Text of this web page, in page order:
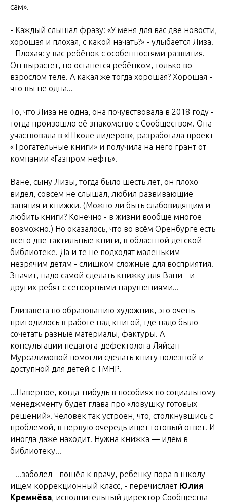
сам».
- Каждый слышал фразу: «У меня для вас две новости,
хорошая и плохая, с какой начать?» - улыбается Лиза.
- Плохая: у вас ребёнок с особенностями развития.
Он вырастет, но останется ребёнком, только во
взрослом теле. А какая же тогда хорошая? Хорошая -
что вы не одна...
То, что Лиза не одна, она почувствовала в 2018 году -
тогда произошло её знакомство с Сообществом. Она
участвовала в «Школе лидеров», разработала проект
«Трогательные книги» и получила на него грант от
компании «Газпром нефть».
Ване, сыну Лизы, тогда было шесть лет, он плохо
видел, совсем не слышал, любил развивающие
занятия и книжки. (Можно ли быть слабовидящим и
любить книги? Конечно - в жизни вообще многое
возможно.) Но оказалось, что во всём Оренбурге есть
всего две тактильные книги, в областной детской
библиотеке. Да и те не подходят маленьким
незрячим детям - слишком сложные для восприятия.
Значит, надо самой сделать книжку для Вани - и
других ребят с сенсорными нарушениями...
Елизавета по образованию художник, это очень
пригодилось в работе над книгой, где надо было
сочетать разные материалы, фактуры. А
консультации педагога-дефектолога Ляйсан
Мурсалимовой помогли сделать книгу полезной и
доступной для детей с ТМНР.
...Наверное, когда-нибудь в пособиях по социальному
менеджменту будет глава про «ловушку готовых
решений». Человек так устроен, что, столкнувшись с
проблемой, в первую очередь ищет готовый ответ. И
иногда даже находит. Нужна книжка — идём в
библиотеку...
- ...заболел - пошёл к врачу, ребёнку пора в школу -
ищем коррекционный класс, - перечисляет Юлия
Кремнёва, исполнительный директор Сообщества